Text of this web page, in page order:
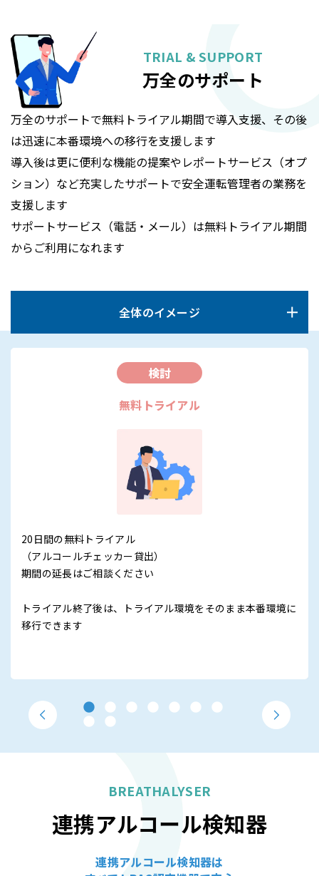
TRIAL & SUPPORT
万全のサポート
万全のサポートで無料トライアル期間で導入支援、その後
は迅速に本番環境への移行を支援します
導入後は更に便利な機能の提案やレポートサービス（オプ
ション）など充実したサポートで安全運転管理者の業務を
支援します
サポートサービス（電話・メール）は無料トライアル期間
からご利用になれます
全体のイメージ
検討
無料トライアル
20日間の無料トライアル
（アルコールチェッカー貸出）
期間の延長はご相談ください
トライアル終了後は、トライアル環境をそのまま本番環境に
移行できます
BREATHALYSER
連携アルコール検知器
連携アルコール検知器は